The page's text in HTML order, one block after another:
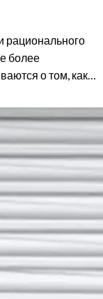
рационального
более
о том, как…